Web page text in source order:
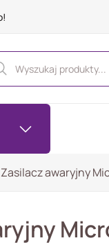
Zasilacz awaryjny